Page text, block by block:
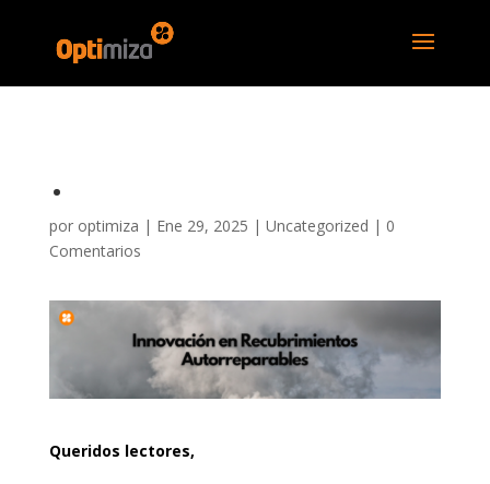
.
por optimiza | Ene 29, 2025 | Uncategorized | 0
Comentarios
Queridos lectores,